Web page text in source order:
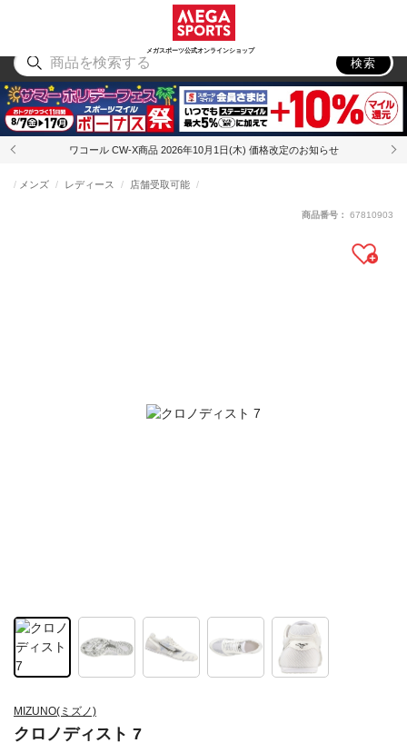
メガスポーツ公式オンラインショップ
アウトドア
検索
ワコール CW-X商品 2026年10月1日(木) 価格改定のお知らせ
MIZUNO(ミズノ)
クロノディスト 7
メンズ レディース 店舗受取可能
商品番号： 67810903